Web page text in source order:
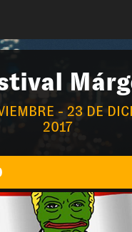
- 23 DE
2017